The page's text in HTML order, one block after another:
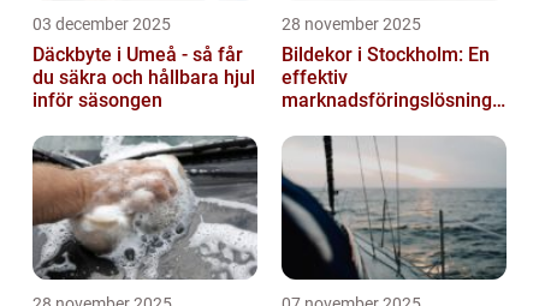
03 december 2025
Däckbyte i Umeå - så får
du säkra och hållbara hjul
inför säsongen
28 november 2025
Bildekor i Stockholm: En
effektiv
marknadsföringslösning